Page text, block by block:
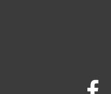
Join